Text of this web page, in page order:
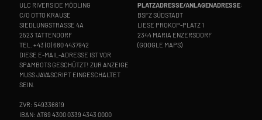
ULC RIVERSIDE MÖDLING
C/O OTTO KRAUSE
SIEDLUNGSTRASSE 4A
2523 TATTENDORF
TEL. +43 (0) 680 4437942
DIESE E-MAIL-ADRESSE IST VOR
SPAMBOTS GESCHÜTZT! ZUR ANZEIGE
MUSS JAVASCRIPT EINGESCHALTET
SEIN.
ZVR: 549336619
IBAN: AT69 4300 0339 4343 0000
PLATZADRESSE/ANLAGENADRESSE:
BSFZ SÜDSTADT
LIESE PROKOP-PLATZ 1
2344 MARIA ENZERSDORF
(GOOGLE MAPS)